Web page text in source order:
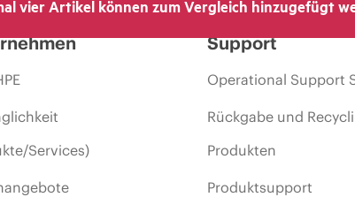
vier Artikel können zum Vergleich hinzugefügt
Services)
Support
Operational Support
Rückgabe und
Produkten
Produktsupport